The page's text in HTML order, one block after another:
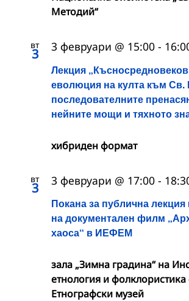
Методий“
вт
3
Лекция
еволюция на култа към Св.
последователните
нейните мощи и тяхното
3 февруари @ 15:00 -
хибриден формат
вт
3
Покана за публична
на документален филм
хаоса“ в ИЕФЕМ
3 февруари @ 17:00 -
зала „Зимна градина“ на
етнология и фолклористика
Етнографски музей